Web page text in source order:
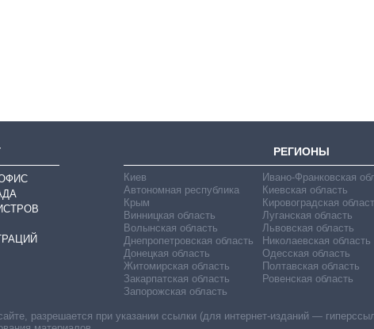
РЕГИОНЫ
Киев
Автономная республика
Крым
Винницкая область
Волынская область
Днепропетровская область
Донецкая область
Житомирская область
Закарпатская область
Запорожская область
Ивано-Франковская
Киевская область
Кировоградская
Луганская область
Львовская область
Николаевская область
Одесская область
Полтавская область
Ровенская область
разрешается при указании ссылки (для интернет-изданий —